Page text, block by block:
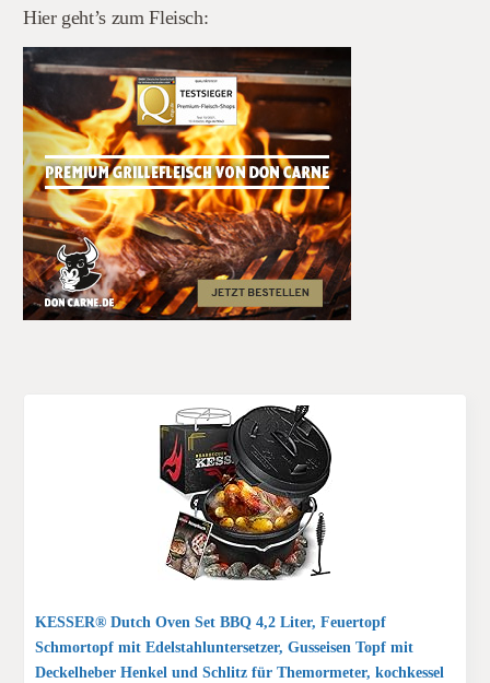
Hier geht’s zum Fleisch:
KESSER® Dutch Oven Set BBQ 4,2 Liter, Feuertopf
Schmortopf mit Edelstahluntersetzer, Gusseisen Topf mit
Deckelheber Henkel und Schlitz für Themormeter, kochkessel